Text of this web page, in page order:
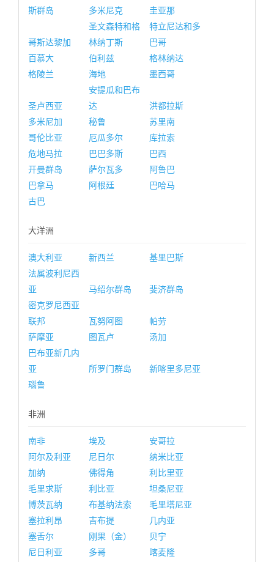
斯群岛
多米尼克 圭亚那
哥斯达黎加
圣文森特和格
林纳丁斯
特立尼达和多
巴哥
百慕大
伯利兹
格林纳达
格陵兰
海地 墨西哥
圣卢西亚
安提瓜和巴布
达
洪都拉斯
多米尼加
秘鲁
苏里南
哥伦比亚
厄瓜多尔
库拉索
危地马拉
巴巴多斯
巴西
开曼群岛
萨尔瓦多
阿鲁巴
巴拿马
阿根廷
巴哈马
古巴
大洋洲
澳大利亚 新西兰
基里巴斯
法属波利尼西
亚
马绍尔群岛
斐济群岛
密克罗尼西亚
联邦
瓦努阿图
帕劳
萨摩亚
图瓦卢
汤加
巴布亚新几内
亚
所罗门群岛
新喀里多尼亚
瑙鲁
非洲
南非 埃及
安哥拉
阿尔及利亚
尼日尔
纳米比亚
加纳
佛得角
利比里亚
毛里求斯
利比亚
坦桑尼亚
博茨瓦纳
布基纳法索
毛里塔尼亚
塞拉利昂
吉布提
几内亚
塞舌尔
刚果（金）
贝宁
尼日利亚
多哥 喀麦隆